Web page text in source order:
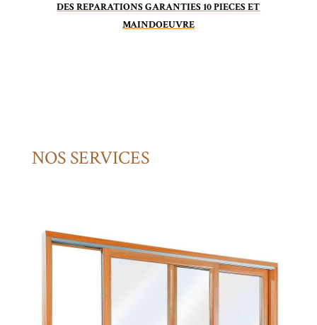
DES REPARATIONS GARANTIES 10 PIECES ET
MAINDOEUVRE
NOS SERVICES